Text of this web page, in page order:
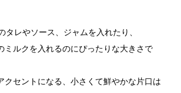
タレやソース、ジャムを入れたり、
ミルクを入れるのにぴったりな大きさで
クセントになる、小さくて鮮やかな片口は